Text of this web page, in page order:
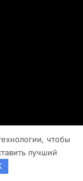
чтобы
лучший